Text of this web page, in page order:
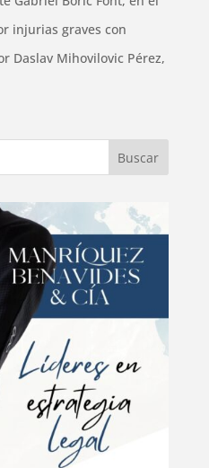
injurias graves con
Daslav Mihovilovic Pérez,